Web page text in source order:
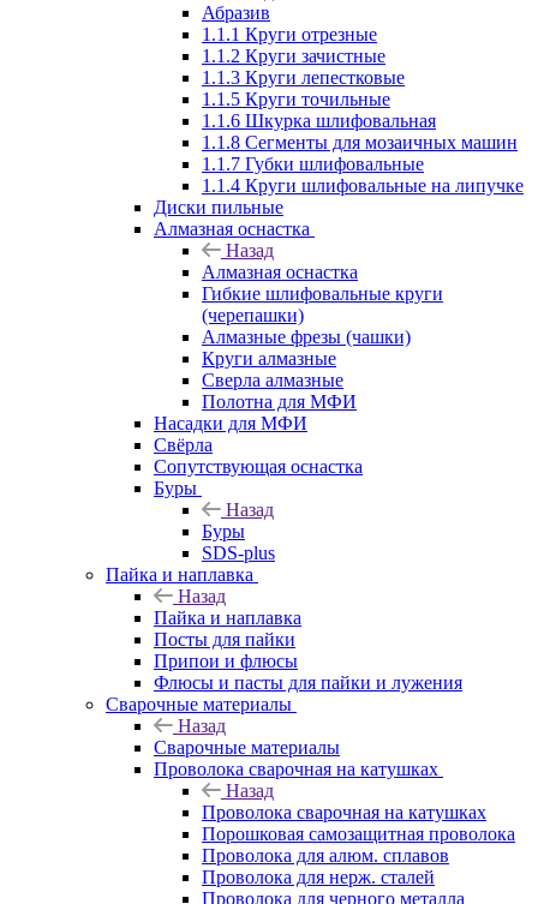
Абразив
1.1.1 Круги отрезные
1.1.2 Круги зачистные
1.1.3 Круги лепестковые
1.1.5 Круги точильные
1.1.6 Шкурка шлифовальная
1.1.8 Сегменты для мозаичных машин
1.1.7 Губки шлифовальные
1.1.4 Круги шлифовальные на липучке
Диски пильные
Алмазная оснастка
Назад
Алмазная оснастка
Гибкие шлифовальные круги
(черепашки)
Алмазные фрезы (чашки)
Круги алмазные
Сверла алмазные
Полотна для МФИ
Насадки для МФИ
Свёрла
Сопутствующая оснастка
Буры
Назад
Буры
SDS-plus
Пайка и наплавка
Назад
Пайка и наплавка
Посты для пайки
Припои и флюсы
Флюсы и пасты для пайки и лужения
Сварочные материалы
Назад
Сварочные материалы
Проволока сварочная на катушках
Назад
Проволока сварочная на катушках
Порошковая самозащитная проволока
Проволока для алюм. сплавов
Проволока для нерж. сталей
Проволока для черного металла